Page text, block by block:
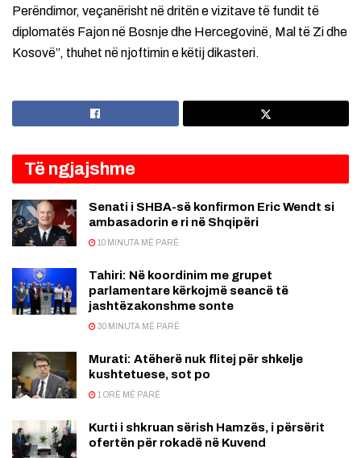
Perëndimor, veçanërisht në dritën e vizitave të fundit të
diplomatës Fajon në Bosnje dhe Hercegovinë, Mal të Zi dhe
Kosovë”, thuhet në njoftimin e këtij dikasteri.
Të ngjajshme
Senati i SHBA-së konfirmon Eric Wendt si
ambasadorin e ri në Shqipëri
10 MINUTA MË PARË
Tahiri: Në koordinim me grupet
parlamentare kërkojmë seancë të
jashtëzakonshme sonte
30 MINUTA MË PARË
Murati: Atëherë nuk flitej për shkelje
kushtetuese, sot po
1 ORË MË PARË
Kurti i shkruan sërish Hamzës, i përsërit
ofertën për rokadë në Kuvend